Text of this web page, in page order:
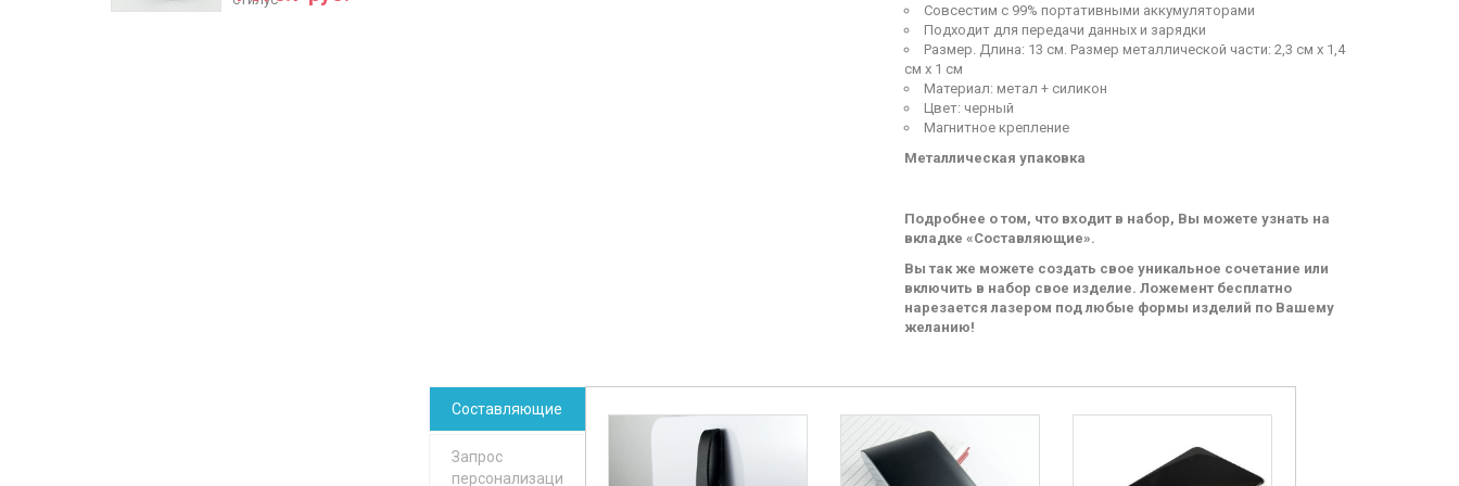
Совсестим с 99% портативными аккумуляторами
Подходит для передачи данных и зарядки
Размер. Длина: 13 см. Размер металлической части: 2,3 см х 1,4
см х 1 см
Материал: метал + силикон
Цвет: черный
Магнитное крепление
Металлическая упаковка
Подробнее о том, что входит в набор, Вы можете узнать на
вкладке «Составляющие».
Вы так же можете создать свое уникальное сочетание или
включить в набор свое изделие. Ложемент бесплатно
нарезается лазером под любые формы изделий по Вашему
желанию!
Составляющие
Запрос
персонализаци